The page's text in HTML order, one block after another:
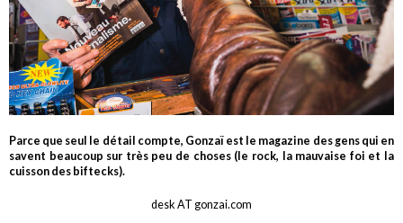
Parce que seul le détail compte, Gonzaï est le magazine des gens qui en
savent beaucoup sur très peu de choses (le rock, la mauvaise foi et la
cuisson des biftecks).
desk AT gonzai.com